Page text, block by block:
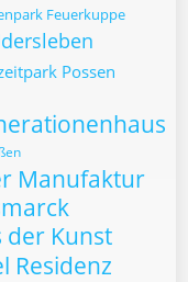
Feuerkuppe
Possen
Manufaktur
der Kunst
Residenz